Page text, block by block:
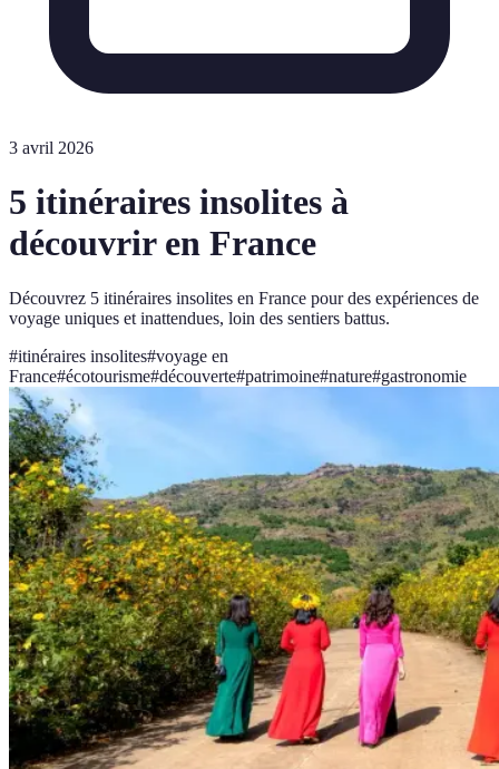
3 avril 2026
5 itinéraires insolites à
découvrir en France
Découvrez 5 itinéraires insolites en France pour des expériences de
voyage uniques et inattendues, loin des sentiers battus.
#itinéraires insolites#voyage en
France#écotourisme#découverte#patrimoine#nature#gastronomie